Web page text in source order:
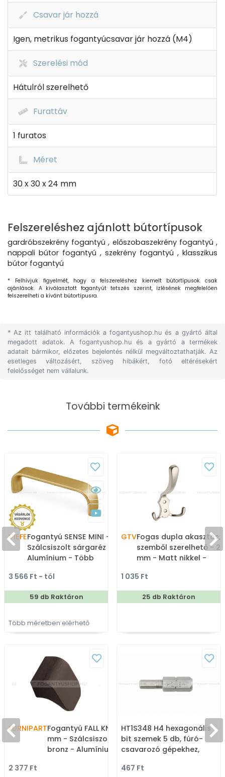
Csavar jár hozzá
Igen, metrikus fogantyúcsavar jár hozzá (M4)
Szerelési mód
Hátulról szerelhető
Furattáv
1 furatos
Méret
30 x 30 x 24 mm
Felszereléshez ajánlott bútortípusok
gardróbszekrény fogantyú , előszobaszekrény fogantyú ,
nappali bútor fogantyú , szekrény fogantyú , klasszikus
bútor fogantyú
* Felhívjuk figyelmét, hogy a felszereléshez kiemelt bútortípusok csak
ajánlások. A kiválasztott fogantyút tetszés szerint, ízlésének megfelelően
felszerelheti a kívánt bútortípusra.
* Az itt található információk a fogantyushop.hu és a gyártó által
megadott adatok. A fogantyushop.hu és a gyártó a termékek
adatait bármikor, előzetes bejelentés nélkül megváltoztathatják. Az
esetleges változásért, szöveg hibákért, fotó eltérésekért
felelősséget nem vállalunk.
További termékeink
VIEFEFogantyú SENSE MINI -
Szálcsiszolt sárgaréz II. -
Alumínium - Több
színes fém
bútorfogantyú
3 566 Ft - tól
59 db Raktáron
Több méretben elérhető
GTVFogas dupla akasztós,
szemből szerelhető - 20
mm - Matt nikkel -
Kombinált, kalaptartós
fogas
1 035 Ft
25 db Raktáron
FURNIPARTFogantyú FALL KNOB - 16
mm - Szálcsiszolt antik
bronz - Alumínium -
2 377 Ft
HT1S348 H4 hexagonális
bit szemek 5 db, fúró-
csavarozó gépekhez,
467 Ft